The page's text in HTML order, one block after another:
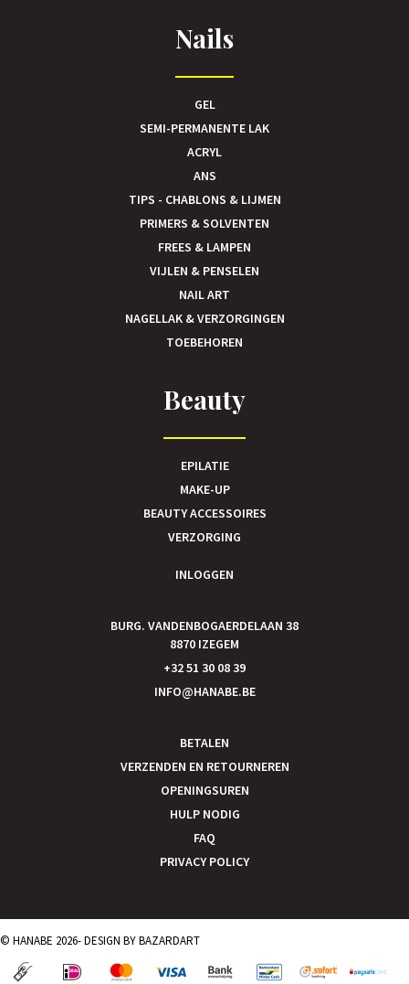
Nails
GEL
SEMI-PERMANENTE LAK
ACRYL
ANS
TIPS - CHABLONS & LIJMEN
PRIMERS & SOLVENTEN
FREES & LAMPEN
VIJLEN & PENSELEN
NAIL ART
NAGELLAK & VERZORGINGEN
TOEBEHOREN
Beauty
EPILATIE
MAKE-UP
BEAUTY ACCESSOIRES
VERZORGING
INLOGGEN
BURG. VANDENBOGAERDELAAN 38
8870 IZEGEM
+32 51 30 08 39
INFO@HANABE.BE
BETALEN
VERZENDEN EN RETOURNEREN
OPENINGSUREN
HULP NODIG
FAQ
PRIVACY POLICY
© HANABE 2026- DESIGN BYBAZARDART